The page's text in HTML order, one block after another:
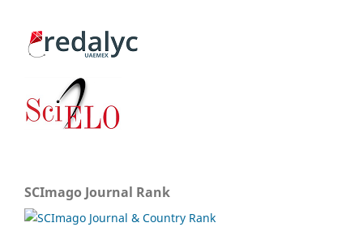
SCImago Journal Rank